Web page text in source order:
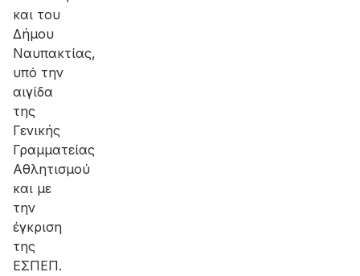
και του
Δήμου
Ναυπακτίας,
υπό την
αιγίδα
της
Γενικής
Γραμματείας
Αθλητισμού
και με
την
έγκριση
της
ΕΣΠΕΠ.